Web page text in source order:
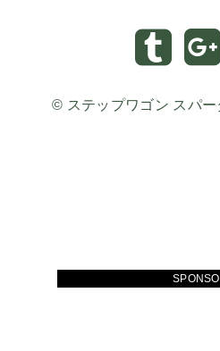
© ステップワゴン スパ